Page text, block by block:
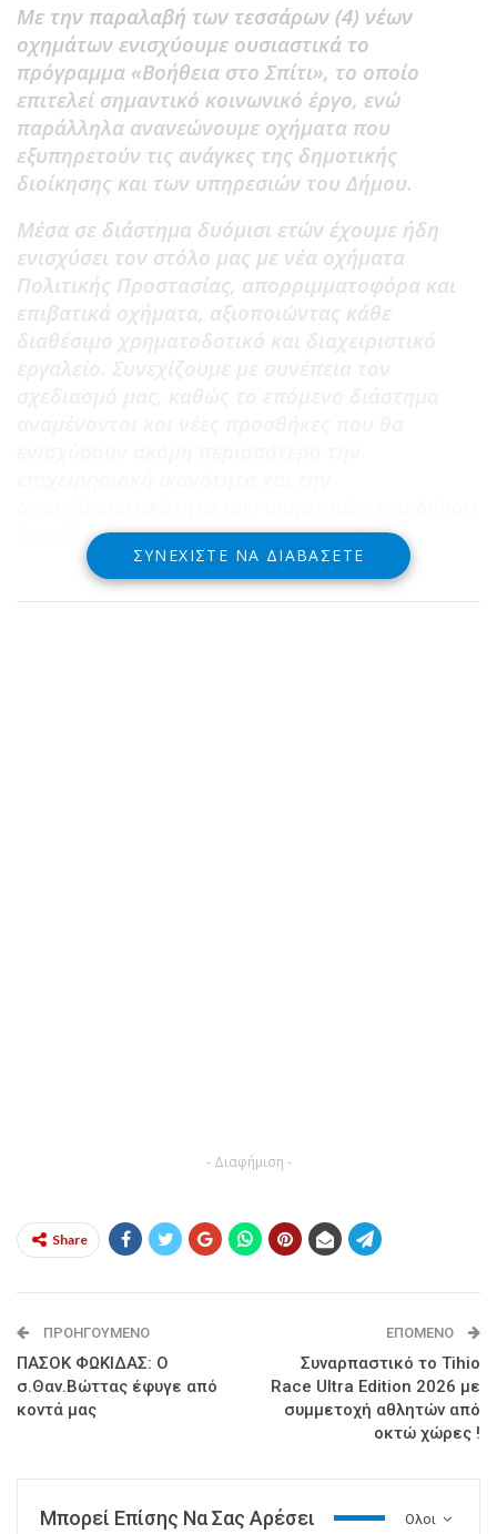
Με την παραλαβή των τεσσάρων (4) νέων
οχημάτων ενισχύουμε ουσιαστικά το
πρόγραμμα «Βοήθεια στο Σπίτι», το οποίο
επιτελεί σημαντικό κοινωνικό έργο, ενώ
παράλληλα ανανεώνουμε οχήματα που
εξυπηρετούν τις ανάγκες της δημοτικής
διοίκησης και των υπηρεσιών του Δήμου.
Μέσα σε διάστημα δυόμισι ετών έχουμε ήδη
ενισχύσει τον στόλο μας με νέα οχήματα
Πολιτικής Προστασίας, απορριμματοφόρα και
επιβατικά οχήματα, αξιοποιώντας κάθε
διαθέσιμο χρηματοδοτικό και διαχειριστικό
Δωρίδος προς όφελος των πολιτών”.
ΣΥΝΕΧΊΣΤΕ ΝΑ ΔΙΑΒΆΣΕΤΕ
- Διαφήμιση -
Share
ΠΡΟΗΓΟΎΜΕΝΟ
ΠΑΣΟΚ ΦΩΚΙΔΑΣ: Ο
σ.Θαν.Βώττας έφυγε από
κοντά μας
ΕΠΌΜΕΝΟ
Συναρπαστικό το Tihio
Race Ultra Edition 2026 με
συμμετοχή αθλητών από
οκτώ χώρες !
Ολοι
Μπορεί Επίσης Να Σας Αρέσει